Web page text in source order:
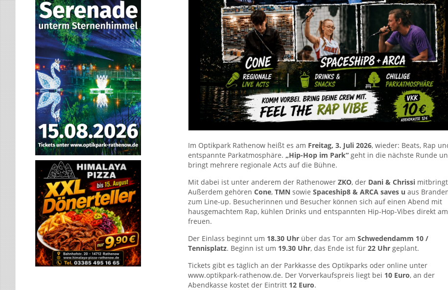
Im Optikpark Rathenow heißt es am Freitag, 3. Juli 2026, wieder: Beats, Rap
entspannte Parkatmosphäre. „Hip-Hop im Park“ geht in die nächste Runde
bringt mehrere regionale Acts auf die Bühne.
Mit dabei ist unter anderem der Rathenower ZKO, der Dani & Chrissi
Außerdem gehören Cone, TMN sowie Spaceship8 & ARCA saves u aus
zum Line-up. Besucherinnen und Besucher können sich auf einen Abend mit
hausgemachtem Rap, kühlen Drinks und entspannten Hip-Hop-Vibes direkt
freuen.
Der Einlass beginnt um 18.30 Uhr über das Tor am Schwedendamm 10 /
Tennisplatz. Beginn ist um 19.30 Uhr, das Ende ist für 22 Uhr geplant.
Tickets gibt es täglich an der Parkkasse des Optikparks oder online unter
www.optikpark-rathenow.de. Der Vorverkaufspreis liegt bei 10 Euro, an der
Abendkasse kostet der Eintritt 12 Euro.